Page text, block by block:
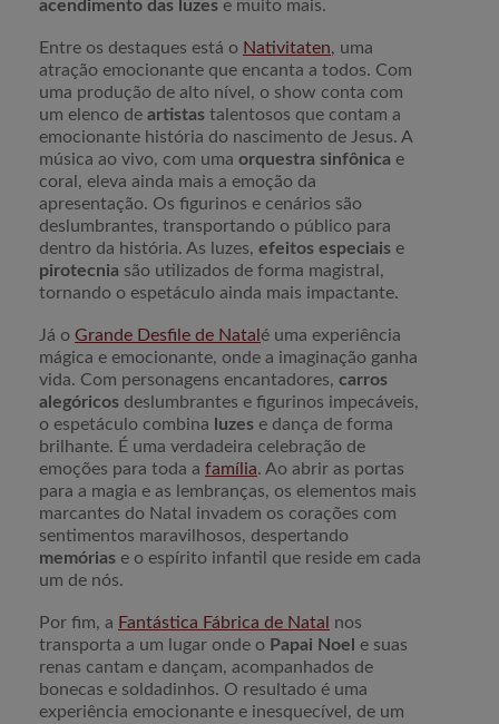
acendimento das luzes e muito mais.
Entre os destaques está o Nativitaten, uma
atração emocionante que encanta a todos. Com
uma produção de alto nível, o show conta com
um elenco de artistas talentosos que contam a
emocionante história do nascimento de Jesus. A
música ao vivo, com uma orquestra sinfônica e
coral, eleva ainda mais a emoção da
apresentação. Os figurinos e cenários são
deslumbrantes, transportando o público para
dentro da história. As luzes, efeitos especiais e
pirotecnia são utilizados de forma magistral,
tornando o espetáculo ainda mais impactante.
Já o Grande Desfile de Natal é uma experiência
mágica e emocionante, onde a imaginação ganha
vida. Com personagens encantadores, carros
alegóricos deslumbrantes e figurinos impecáveis,
o espetáculo combina
luzes e dança de forma
brilhante. É uma verdadeira celebração de
emoções para toda a família. Ao abrir as portas
para a magia e as lembranças, os elementos mais
marcantes do Natal invadem os corações com
sentimentos maravilhosos, despertando
memórias e o espírito infantil que reside em cada
um de nós.
Por fim, a Fantástica Fábrica de Natal
nos
transporta a um lugar onde o Papai Noel e suas
renas cantam e dançam, acompanhados de
bonecas e soldadinhos. O resultado é uma
experiência emocionante e inesquecível, de um